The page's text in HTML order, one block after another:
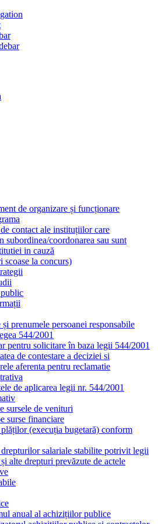
de organizare și funcționare
contact ale instituțiilor care
subordinea/coordonarea sau sunt
in cauză
scoase la concurs)
prenumele persoanei responsabile
544/2001
pentru solicitare în baza legii 544/2001
de contestare a deciziei si
aferenta pentru reclamatie
de aplicarea legii nr. 544/2001
sursele de venituri
surse financiare
(execuția bugetară) conform
drepturilor salariale stabilite potrivit legii
alte drepturi prevăzute de actele
anual al achizițiilor publice